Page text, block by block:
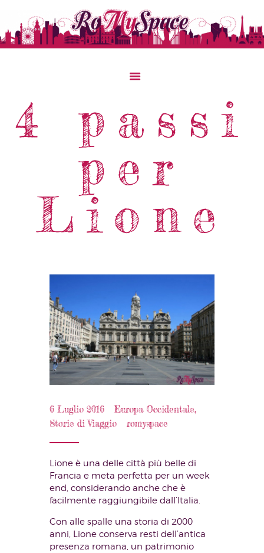
4 passi
per
Lione
Storie Di Viaggio
Cibo Dal Mondo
Viaggia Con Noi
News & Tips
Chi Siamo
Contatti
6 Luglio 2016 Europa Occidentale,
Storie di Viaggio
romyspace
Lione è una delle città più belle di
Francia e meta perfetta per un week
end, considerando anche che è
facilmente raggiungibile dall’Italia.
Con alle spalle una storia di 2000
anni, Lione conserva resti dell’antica
presenza romana, un patrimonio